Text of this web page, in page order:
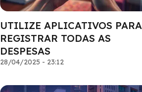
UTILIZE APLICATIVOS PARA
REGISTRAR TODAS AS
DESPESAS
28/04/2025 - 23:12